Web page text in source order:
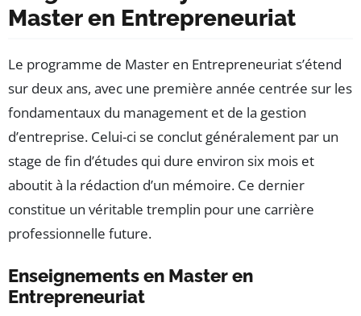
Master en Entrepreneuriat
Le programme de Master en Entrepreneuriat s’étend
sur deux ans, avec une première année centrée sur les
fondamentaux du management et de la gestion
d’entreprise. Celui-ci se conclut généralement par un
stage de fin d’études qui dure environ six mois et
aboutit à la rédaction d’un mémoire. Ce dernier
constitue un véritable tremplin pour une carrière
professionnelle future.
Enseignements en Master en
Entrepreneuriat